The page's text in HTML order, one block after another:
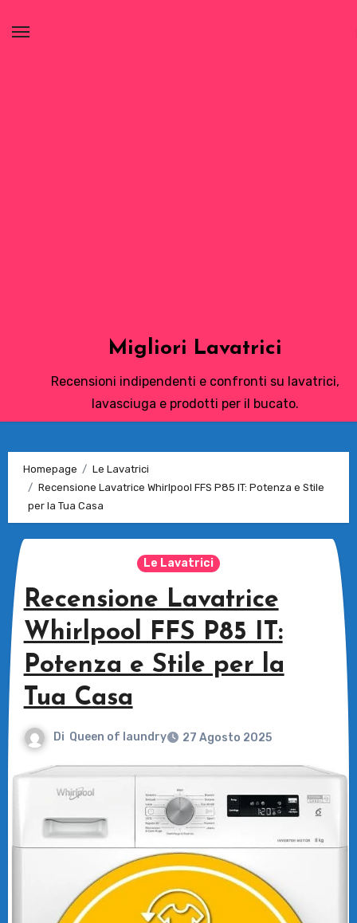
Migliori Lavatrici
Recensioni indipendenti e confronti su lavatrici,
lavasciuga e prodotti per il bucato.
Homepage
Le Lavatrici
Recensione Lavatrice Whirlpool FFS P85 IT: Potenza e Stile
per la Tua Casa
Le Lavatrici
Recensione Lavatrice
Whirlpool FFS P85 IT:
Potenza e Stile per la
Tua Casa
Di Queen of laundry 27 Agosto 2025